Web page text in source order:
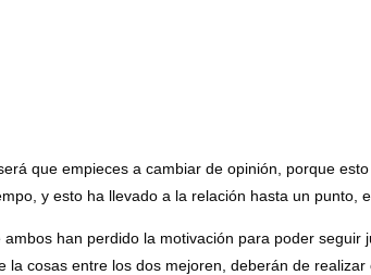
que empieces a cambiar de opinión, porque
y esto ha llevado a la relación hasta un punto,
ambos han perdido la motivación para poder
cosas entre los dos mejoren, deberán de